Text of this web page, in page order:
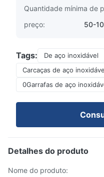
Quantidade mínima de
preço:
50-
Tags:
De aço inoxidável
Carcaças de aço
0Garrafas de aço
Detalhes do produto
Nome do produto: